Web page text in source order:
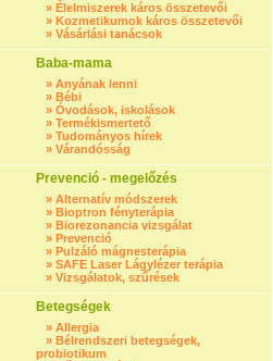
» Élelmiszerek káros összetevői
» Kozmetikumok káros összetevői
» Vásárlási tanácsok
Baba-mama
» Anyának lenni
» Bébi
» Óvodások, iskolások
» Termékismertető
» Tudományos hírek
» Várandósság
Prevenció - megelőzés
» Alternatív módszerek
» Bioptron fényterápia
» Biorezonancia vizsgálat
» Prevenció
» Pulzáló mágnesterápia
» SAFE Laser Lágylézer terápia
» Vizsgálatok, szűrések
Betegségek
» Allergia
» Bélrendszeri betegségek,
probiotikum